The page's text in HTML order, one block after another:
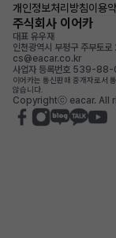
개인정보처리방침이용
주식회사 이어카
대표 유우재
인천광역시 부평구 주부토
cs@eacar.co.kr
사업자 등록번호 539-
이어카는 통신판매 중개자로서
않습니다.
Copyrightⓒ eacar. All